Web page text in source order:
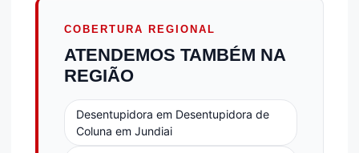
COBERTURA REGIONAL
ATENDEMOS TAMBÉM NA
REGIÃO
Desentupidora em Desentupidora de
Coluna em Jundiai